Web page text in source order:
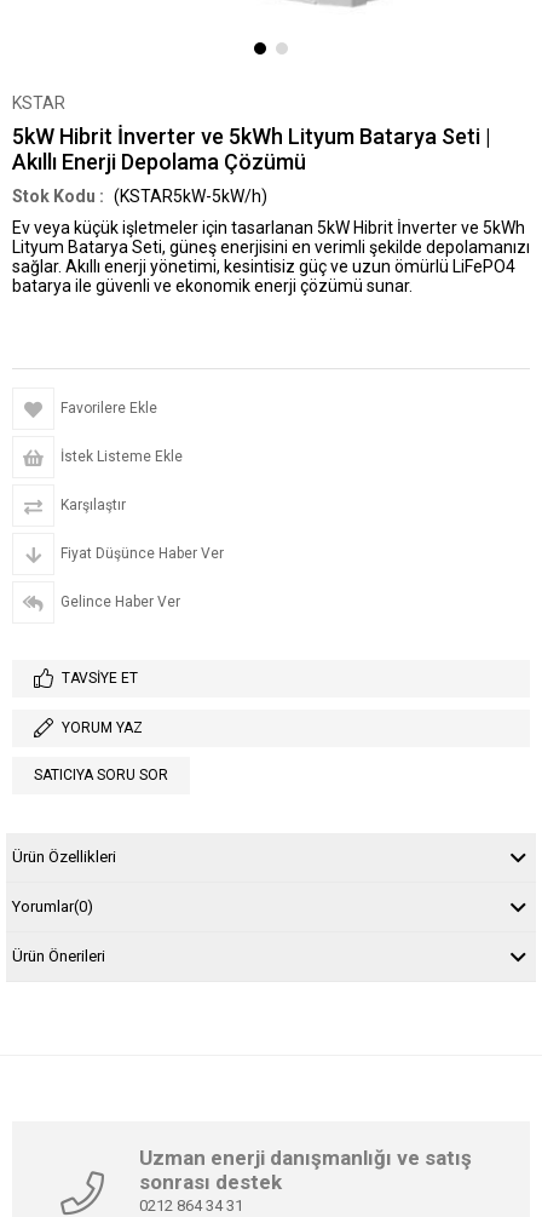
KSTAR
5kW Hibrit İnverter ve 5kWh Lityum Batarya Seti |
Akıllı Enerji Depolama Çözümü
(KSTAR5kW-5kW/h)
Ev veya küçük işletmeler için tasarlanan 5kW Hibrit İnverter ve 5kWh
Lityum Batarya Seti, güneş enerjisini en verimli şekilde depolamanızı
sağlar. Akıllı enerji yönetimi, kesintisiz güç ve uzun ömürlü LiFePO4
batarya ile güvenli ve ekonomik enerji çözümü sunar.
Favorilere Ekle
İstek Listeme Ekle
Karşılaştır
Fiyat Düşünce Haber Ver
Gelince Haber Ver
TAVSIYE ET
YORUM YAZ
SATICIYA SORU SOR
Ürün Özellikleri
Yorumlar(0)
Ürün Önerileri
Uzman enerji danışmanlığı ve satış
sonrası destek
0212 864 34 31